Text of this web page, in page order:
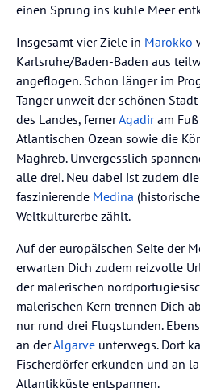
einen Sprung ins kühle Meer
Insgesamt vier Ziele in Marokko
Karlsruhe/Baden-Baden aus
angeflogen. Schon länger im
Tanger unweit der schönen
des Landes, fernerAgadiram Fuß
Atlantischen Ozean sowie die
Maghreb. Unvergesslich
alle drei. Neu dabei ist zudem
faszinierende Medina
Weltkulturerbe zählt.
Auf der europäischen Seite der
erwarten Dich zudem reizvolle
der malerischen
malerischen Kern trennen Dich
nur rund drei Flugstunden.
an derAlgarve unterwegs. Dort
Fischerdörfer erkunden und an
Atlantikküste entspannen.